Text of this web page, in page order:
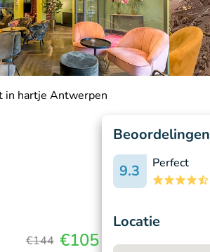
in hartje Antwerpen
€144 €105
Beoordelingen
9.3
Perfect
Locatie